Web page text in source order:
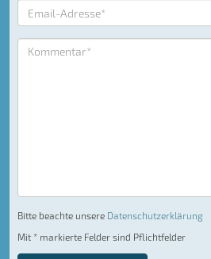
Bitte beachte unsere Datenschutzerklärung
Mit * markierte Felder sind Pflichtfelder